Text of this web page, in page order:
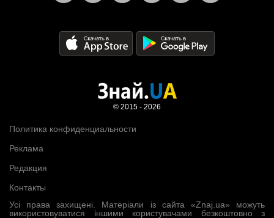
Усі права захищені. Матеріали із сайта «Znaj.ua» можуть
використовуватися іншими користувачами безкоштовно з
Политика конфиденциальности
Реклама
Редакция
Контакты
© 2015 - 2026